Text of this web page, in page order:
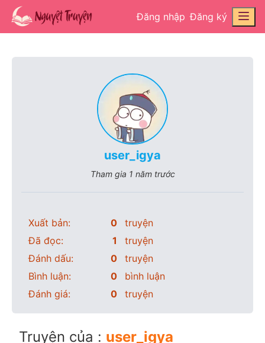
Đăng nhập Đăng ký
user_igya
Tham gia 1 năm trước
Xuất bản: 0
truyện
Đã đọc:
1
truyện
Đánh dấu:
0
truyện
Bình luận:
0
bình luận
Đánh giá:
0 truyện
Truyện của : user_igya